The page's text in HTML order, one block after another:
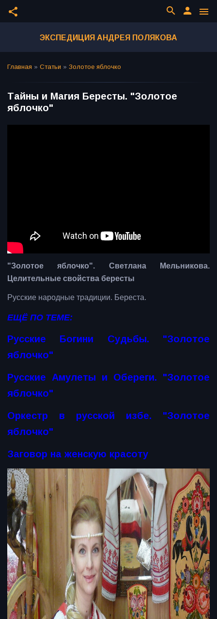
share menu
person
search
ЭКСПЕДИЦИЯ АНДРЕЯ ПОЛЯКОВА
Главная » Статьи » Золотое яблочко
Тайны и Магия Бересты. "Золотое
яблочко"
"Золотое яблочко". Светлана Мельникова.
Целительные свойства бересты
Русские народные традиции. Береста.
ЕЩЁ ПО ТЕМЕ:
Русские Богини Судьбы. "Золотое
яблочко"
Русские Амулеты и Обереги. "Золотое
яблочко"
Оркестр в русской избе. "Золотое
яблочко"
Заговор на женскую красоту